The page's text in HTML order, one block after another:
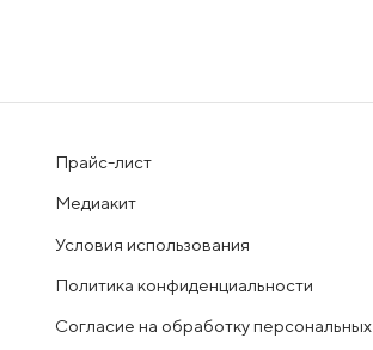
Прайс-лист
Медиакит
Условия использования
Политика конфиденциальности
Согласие на обработку персональных